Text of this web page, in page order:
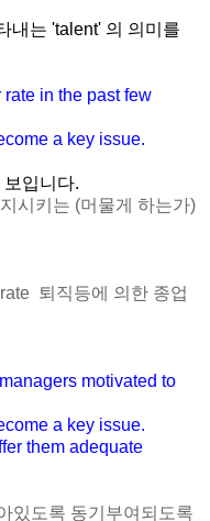
내는 'talent' 의 의미를
in the past few
a key issue.
입니다.
시키는 (머물게 하는가)
퇴직등에 의한 종업
motivated to
a key issue.
them adequate
있도록 동기부여되도록